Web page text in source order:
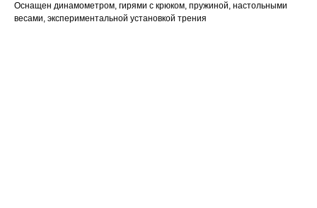
Оснащен динамометром, гирями с крюком, пружиной, настольными
весами, экспериментальной установкой трения